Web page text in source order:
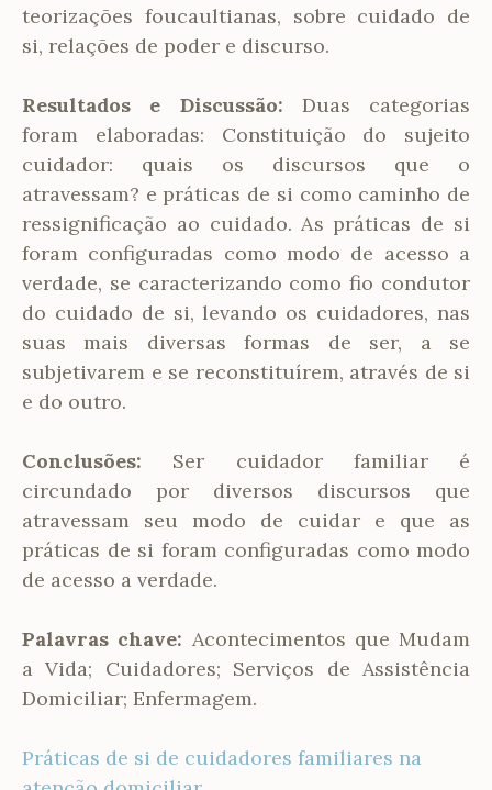
teorizações foucaultianas, sobre cuidado de
si, relações de poder e discurso.
Resultados e Discussão: Duas categorias
foram elaboradas: Constituição do sujeito
cuidador: quais os discursos que o
atravessam? e práticas de si como caminho de
ressignificação ao cuidado. As práticas de si
foram configuradas como modo de acesso a
verdade, se caracterizando como fio condutor
do cuidado de si, levando os cuidadores, nas
suas mais diversas formas de ser, a se
subjetivarem e se reconstituírem, através de si
e do outro.
Conclusões: Ser cuidador familiar é
circundado por diversos discursos que
atravessam seu modo de cuidar e que as
práticas de si foram configuradas como modo
de acesso a verdade.
Palavras chave: Acontecimentos que Mudam
a Vida; Cuidadores; Serviços de Assistência
Domiciliar; Enfermagem.
Práticas de si de cuidadores familiares na